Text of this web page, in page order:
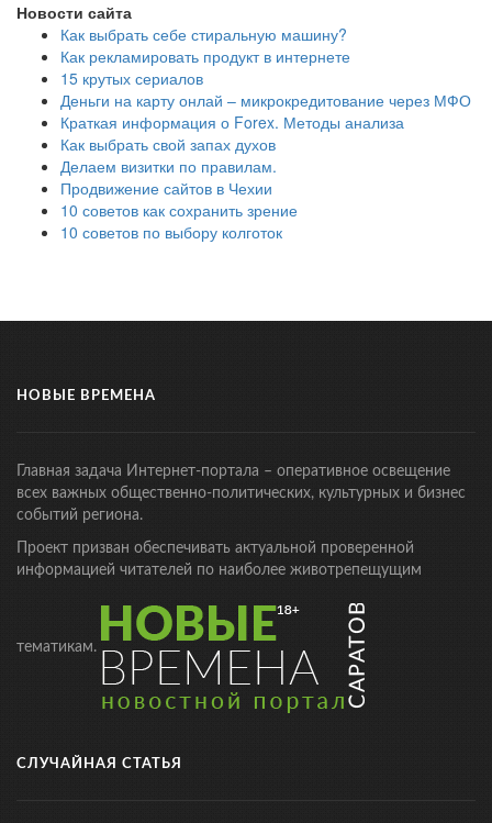
Новости сайта
Как выбрать себе стиральную машину?
Как рекламировать продукт в интернете
15 крутых сериалов
Деньги на карту онлай – микрокредитование через МФО
Краткая информация о Forex. Методы анализа
Как выбрать свой запах духов
Делаем визитки по правилам.
Продвижение сайтов в Чехии
10 советов как сохранить зрение
10 советов по выбору колготок
НОВЫЕ ВРЕМЕНА
Главная задача Интернет-портала – оперативное освещение
всех важных общественно-политических, культурных и бизнес
событий региона.
Проект призван обеспечивать актуальной проверенной
информацией читателей по наиболее животрепещущим
тематикам.
СЛУЧАЙНАЯ СТАТЬЯ